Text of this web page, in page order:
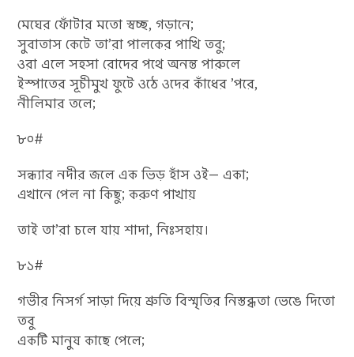
মেঘের ফোঁটার মতো স্বচ্ছ, গড়ানে;
সুবাতাস কেটে তা’রা পালকের পাখি তবু;
ওরা এলে সহসা রোদের পথে অনন্ত পারুলে
ইস্পাতের সূচীমুখ ফুটে ওঠে ওদের কাঁধের ’পরে,
নীলিমার তলে;
৮০#
সন্ধ্যার নদীর জলে এক ভিড় হাঁস ওই— একা;
এখানে পেল না কিছু; করুণ পাখায়
তাই তা’রা চলে যায় শাদা, নিঃসহায়।
৮১#
গভীর নিসর্গ সাড়া দিয়ে শ্রুতি বিস্মৃতির নিস্তব্ধতা ভেঙে দিতো
তবু
একটি মানুষ কাছে পেলে;